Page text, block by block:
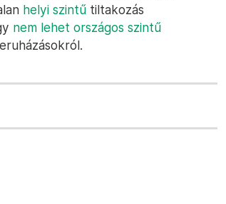
helyi szintű tiltakozás
nem lehet országos szintű